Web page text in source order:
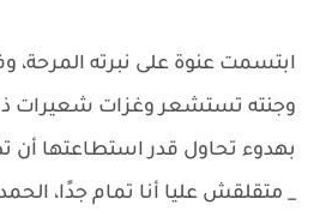
ابتسمت عنوة على نبرته المرحة،
وجنته تستشعر وغزات شعيرات
بهدوء تحاول قدر استطاعتها أن
_ متقلقش عليا أنا تمام جدًا،